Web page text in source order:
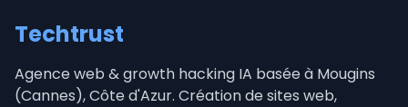
Techtrust
Agence web & growth hacking IA basée à Mougins
(Cannes), Côte d'Azur. Création de sites web,